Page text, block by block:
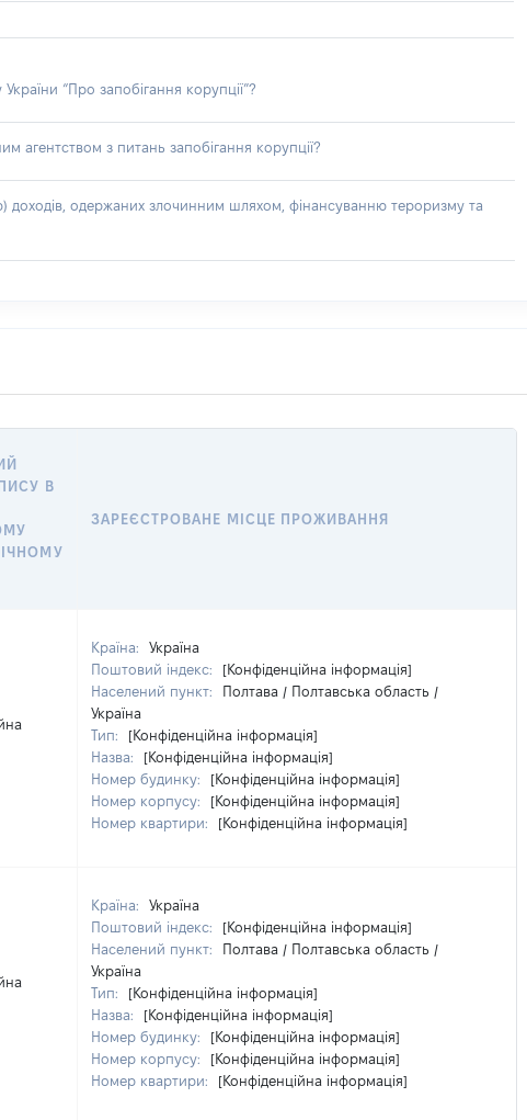
“Про запобігання корупції”?
агентством з питань запобігання корупції?
доходів, одержаних злочинним шляхом, фінансуванню тероризму та
В
ЗАРЕЄСТРОВАНЕ МІСЦЕ ПРОЖИВАННЯ
Країна:
Україна
Поштовий індекс:
[Конфіденційна інформація]
Населений пункт:
Полтава / Полтавська область /
Україна
Тип:
[Конфіденційна інформація]
Назва:
[Конфіденційна інформація]
Номер будинку:
[Конфіденційна інформація]
Номер корпусу:
[Конфіденційна інформація]
Номер квартири:
[Конфіденційна інформація]
Країна:
Україна
Поштовий індекс:
[Конфіденційна інформація]
Населений пункт:
Полтава / Полтавська область /
Україна
Тип:
[Конфіденційна інформація]
Назва:
[Конфіденційна інформація]
Номер будинку:
[Конфіденційна інформація]
Номер корпусу:
[Конфіденційна інформація]
Номер квартири:
[Конфіденційна інформація]